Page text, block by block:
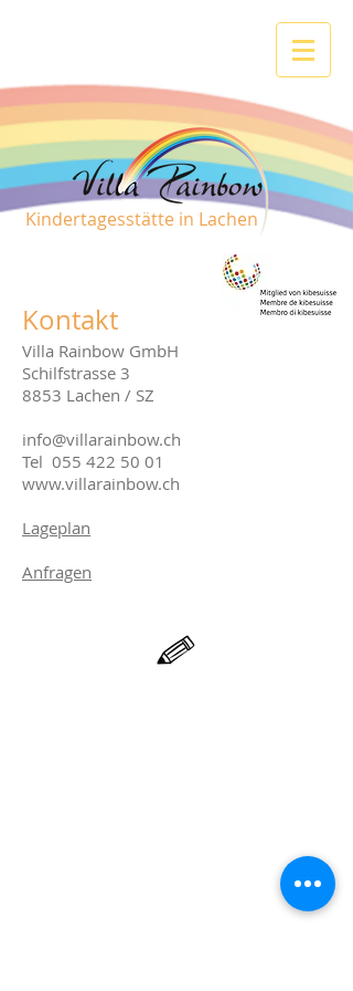
Kindertagesstätte in Lachen
Kontakt
Villa Rainbow GmbH
Schilfstrasse 3
8853 Lachen / SZ
info@villarainbow.ch
Tel 055 422 50 01
www.villarainbow.ch
Lageplan
Anfragen